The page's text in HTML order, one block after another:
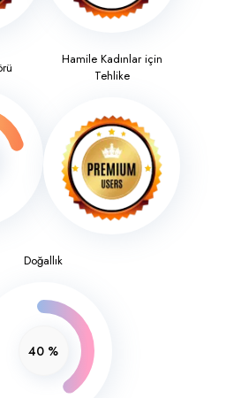
Hamile Kadınlar için
Tehlike
Doğallık
40 %